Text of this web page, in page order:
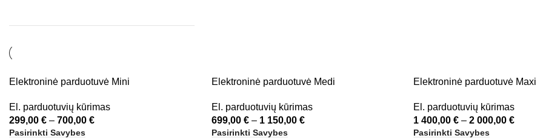
Elektroninė parduotuvė Mini
El. parduotuvių kūrimas
299,00 € – 700,00 €
Pasirinkti Savybes
Elektroninė parduotuvė Medi
El. parduotuvių kūrimas
699,00 € – 1 150,00 €
Pasirinkti Savybes
Elektroninė parduotuvė Maxi
El. parduotuvių kūrimas
1 400,00 € – 2 000,00 €
Pasirinkti Savybes